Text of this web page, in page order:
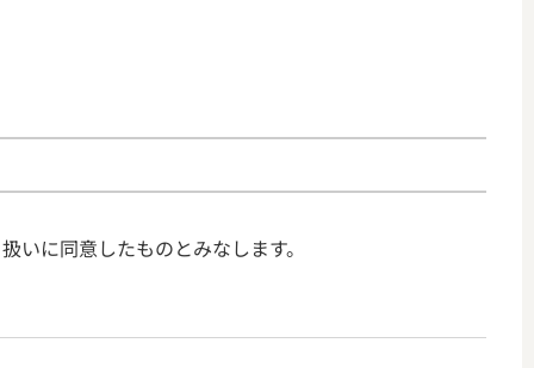
に同意したものとみなします。